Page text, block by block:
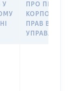
У
ПРО
ПРАВ В